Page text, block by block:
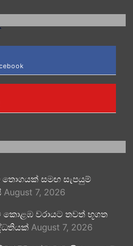
සමඟ සැපයුම්
August 7, 2026
කොළඹ වරායට තවත් භූගත
August 7, 2026